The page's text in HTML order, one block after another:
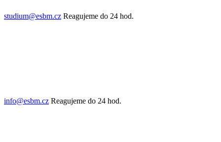
studium@esbm.cz Reagujeme do 24 hod.
info@esbm.cz Reagujeme do 24 hod.